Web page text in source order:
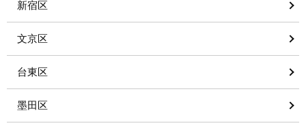
新宿区
文京区
台東区
墨田区